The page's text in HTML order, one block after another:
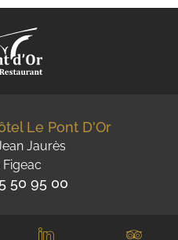
Le Pont D'Or
Jaurès
50 95 00